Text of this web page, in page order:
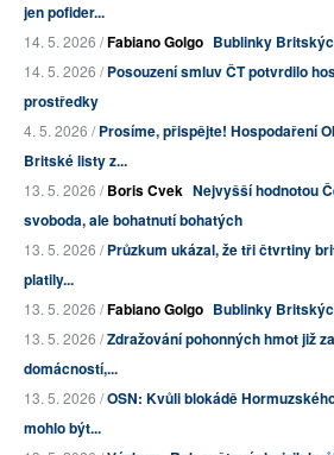
jen pofider...
14. 5. 2026 /Fabiano Golgo Bublinky
14. 5. 2026 /Posouzení smluv ČT potvrdilo
prostředky
4. 5. 2026 /Prosíme, přispějte! Hospodaření
Britské listy z...
13. 5. 2026 /Boris Cvek Nejvyšší hodnotou
svoboda, ale bohatnutí bohatých
13. 5. 2026 /Průzkum ukázal, že tři čtvrtiny
platily...
13. 5. 2026 /Fabiano Golgo Bublinky
13. 5. 2026 /Zdražování pohonných hmot již
domácností,...
13. 5. 2026 /OSN: Kvůli blokádě
mohlo být...